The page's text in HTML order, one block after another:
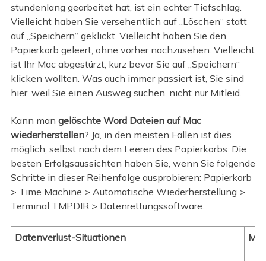
stundenlang gearbeitet hat, ist ein echter Tiefschlag.
Vielleicht haben Sie versehentlich auf „Löschen“ statt
auf „Speichern“ geklickt. Vielleicht haben Sie den
Papierkorb geleert, ohne vorher nachzusehen. Vielleicht
ist Ihr Mac abgestürzt, kurz bevor Sie auf „Speichern“
klicken wollten. Was auch immer passiert ist, Sie sind
hier, weil Sie einen Ausweg suchen, nicht nur Mitleid.
Kann man gelöschte Word Dateien auf Mac
wiederherstellen? Ja, in den meisten Fällen ist dies
möglich, selbst nach dem Leeren des Papierkorbs. Die
besten Erfolgsaussichten haben Sie, wenn Sie folgende
Schritte in dieser Reihenfolge ausprobieren: Papierkorb
> Time Machine > Automatische Wiederherstellung >
Terminal TMPDIR > Datenrettungssoftware.
Datenverlust-Situationen